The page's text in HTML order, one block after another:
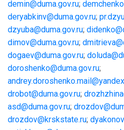
demin@duma.gov.ru;
deryabkinv@duma.gov.ru;
dzyuba@duma.gov.ru;
dimov@duma.gov.ru;
dogaev@duma.gov.ru;
doroshenko@duma.gov.ru;
drobot@duma.gov.ru;
asd@duma.gov.ru;
drozdov@krskstate.ru;